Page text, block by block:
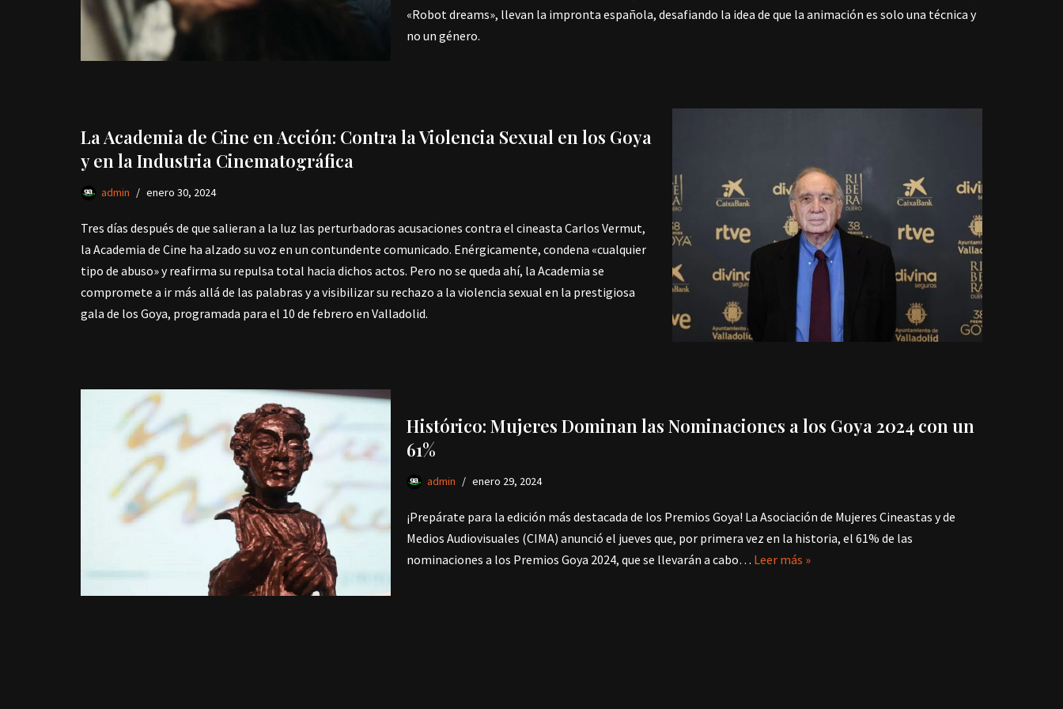
«Robot dreams», llevan la impronta española, desafiando la idea de que la animación es solo una técnica y
no un género.
La Academia de Cine en Acción: Contra la Violencia Sexual en los Goya
y en la Industria Cinematográfica
admin enero 30, 2024
Tres días después de que salieran a la luz las perturbadoras acusaciones contra el cineasta Carlos Vermut,
la Academia de Cine ha alzado su voz en un contundente comunicado. Enérgicamente, condena «cualquier
tipo de abuso» y reafirma su repulsa total hacia dichos actos. Pero no se queda ahí, la Academia se
compromete a ir más allá de las palabras y a visibilizar su rechazo a la violencia sexual en la prestigiosa
gala de los Goya, programada para el 10 de febrero en Valladolid.
Histórico: Mujeres Dominan las Nominaciones a los Goya 2024 con un
61%
admin enero 29, 2024
¡Prepárate para la edición más destacada de los Premios Goya! La Asociación de Mujeres Cineastas y de
Medios Audiovisuales (CIMA) anunció el jueves que, por primera vez en la historia, el 61% de las
nominaciones a los Premios Goya 2024, que se llevarán a cabo… Leer más »